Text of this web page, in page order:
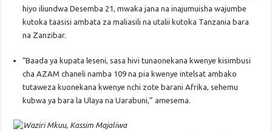
hiyo iliundwa Desemba 21, mwaka jana na inajumuisha wajumbe
kutoka taasisi ambata za maliasili na utalii kutoka Tanzania bara
na Zanzibar.
“Baada ya kupata leseni, sasa hivi tunaonekana kwenye kisimbusi
cha AZAM chaneli namba 109 na pia kwenye intelsat ambako
tutaweza kuonekana kwenye nchi zote barani Afrika, sehemu
kubwa ya bara la Ulaya na Uarabuni,” amesema.